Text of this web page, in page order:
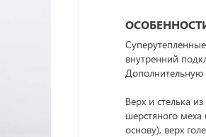
внутренний
Дополнительную
Верх и стелька
шерстяного
основу), верх